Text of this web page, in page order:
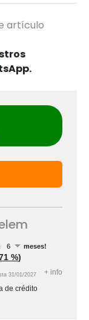
artículo
meses!
%)
31/01/2027 + info
de crédito